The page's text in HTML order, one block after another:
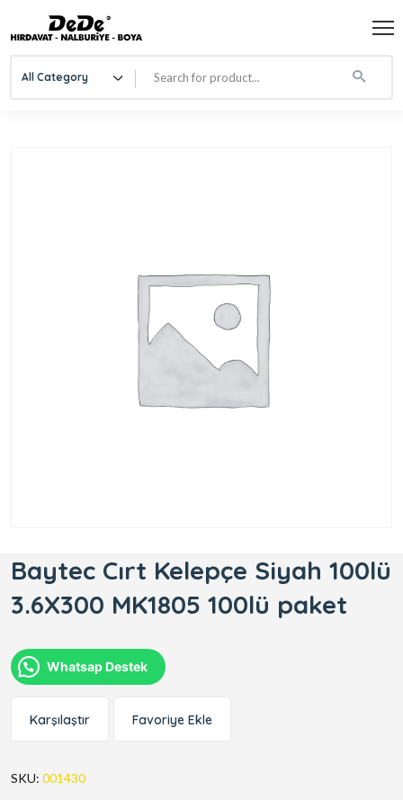
All Category
Baytec Cırt Kelepçe Siyah 100lü
3.6X300 MK1805 100lü paket
Whatsap Destek
Karşılaştır Favoriye Ekle
SKU: 001430